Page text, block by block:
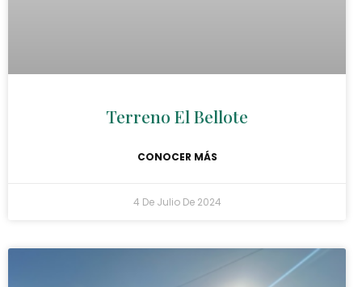
Terreno El Bellote
CONOCER MÁS
4 De Julio De 2024